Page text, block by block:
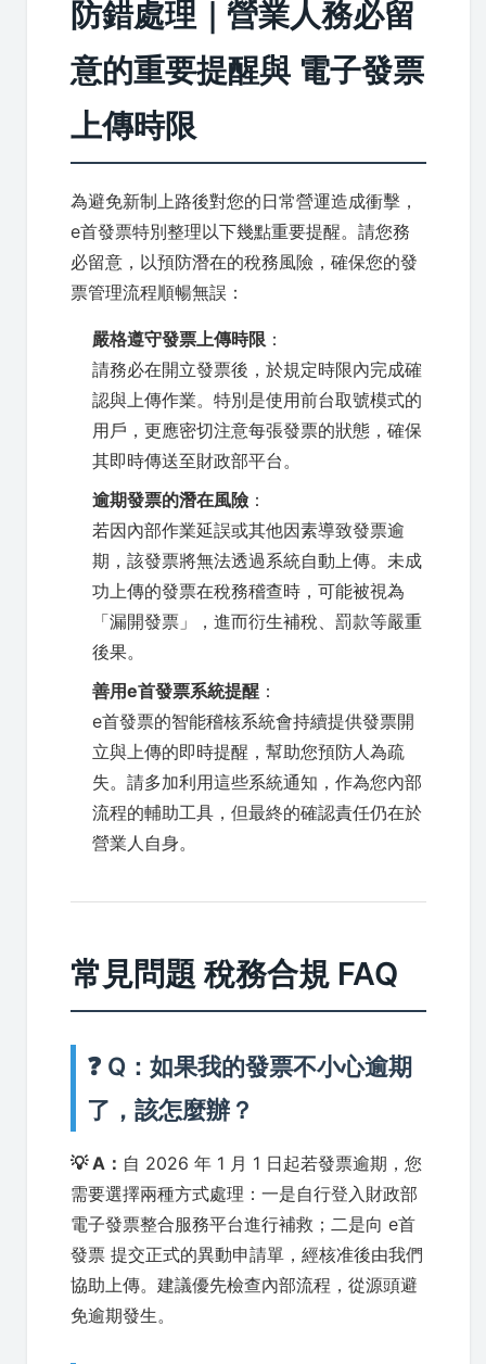
防錯處理｜營業人務必留
意的重要提醒與 電子發票
上傳時限
為避免新制上路後對您的日常營運造成衝擊，
e首發票特別整理以下幾點重要提醒。請您務
必留意，以預防潛在的稅務風險，確保您的發
票管理流程順暢無誤：
嚴格遵守發票上傳時限 ：
請務必在開立發票後，於規定時限內完成確
認與上傳作業。特別是使用前台取號模式的
用戶，更應密切注意每張發票的狀態，確保
其即時傳送至財政部平台。
逾期發票的潛在風險 ：
若因內部作業延誤或其他因素導致發票逾
期，該發票將無法透過系統自動上傳。未成
功上傳的發票在稅務稽查時，可能被視為
「漏開發票」，進而衍生補稅、罰款等嚴重
後果。
善用e首發票系統提醒 ：
e首發票的智能稽核系統會持續提供發票開
立與上傳的即時提醒，幫助您預防人為疏
失。請多加利用這些系統通知，作為您內部
流程的輔助工具，但最終的確認責任仍在於
營業人自身。
常見問題 稅務合規 FAQ
❓ Q：如果我的發票不小心逾期
了，該怎麼辦？
💡 A： 自 2026 年 1 月 1 日起若發票逾期，您
需要選擇兩種方式處理：一是自行登入財政部
電子發票整合服務平台進行補救；二是向 e首
發票 提交正式的異動申請單，經核准後由我們
協助上傳。建議優先檢查內部流程，從源頭避
免逾期發生。